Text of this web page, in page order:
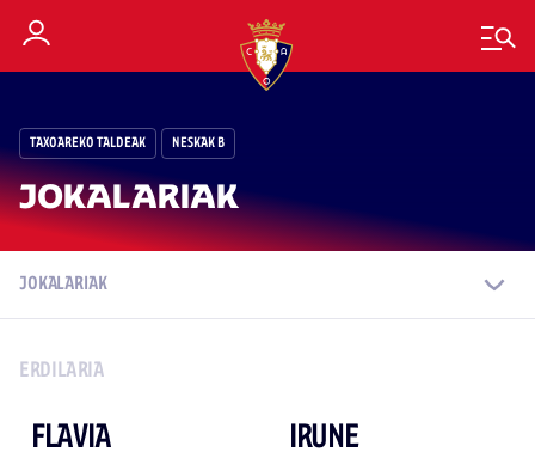
TAXOAREKO TALDEAK NESKAK B
JOKALARIAK
JOKALARIAK
ERDILARIA
FLAVIA IRUNE